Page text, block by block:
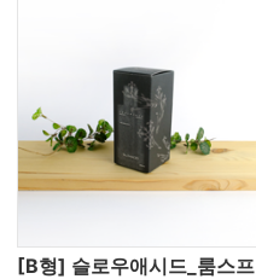
[B형] 슬로우애시드_룸스프